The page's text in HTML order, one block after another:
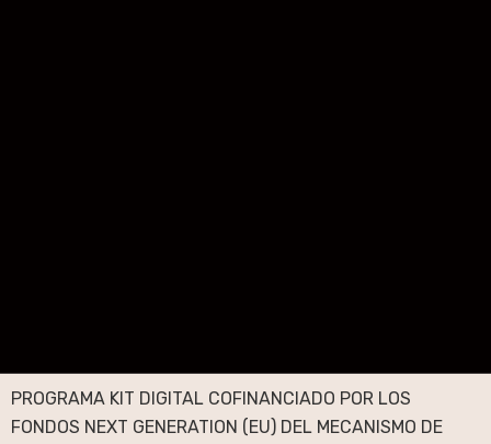
PROGRAMA KIT DIGITAL COFINANCIADO POR LOS
FONDOS NEXT GENERATION (EU) DEL MECANISMO DE